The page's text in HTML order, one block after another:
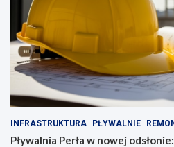
INFRASTRUKTURA PŁYWALNIE
Pływalnia Perła w nowej